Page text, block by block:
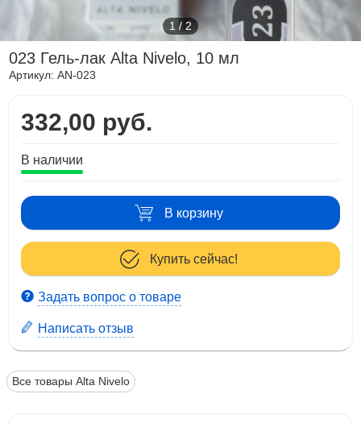
1 / 2
023 Гель-лак Alta Nivelo, 10 мл
Артикул:AN-023
332,00 руб.
В наличии
В корзину
Купить сейчас!
Задать вопрос о товаре
Написать отзыв
Все товары Alta Nivelo